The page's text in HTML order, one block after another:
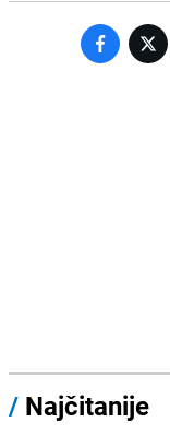
/ Najčitanije